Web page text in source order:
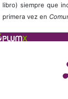
libro) siempre que
primera vez en